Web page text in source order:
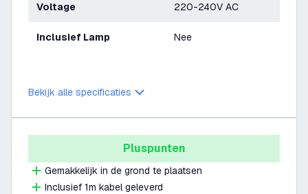
Voltage 220-240V AC
Inclusief Lamp Nee
Bekijk alle specificaties
Pluspunten
Gemakkelijk in de grond te plaatsen
Inclusief 1m kabel geleverd